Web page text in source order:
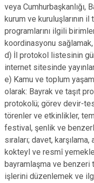
veya Cumhurbaşkanlığı,
kurum ve kuruluşlarının il
programlarını ilgili
koordinasyonu sağlamak,
d) İl protokol listesinin
internet sitesinde
e) Kamu ve toplum
olarak: Bayrak ve taşıt
protokolü; görev devir-
törenler ve etkinlikler,
festival, şenlik ve
sıraları; davet,
kokteyl ve resmî
bayramlaşma ve
işlerini düzenlemek ve